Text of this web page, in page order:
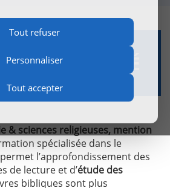
Tout refuser
Personnaliser
Tout accepter
DE SCIENCES
(SPÉCIALITÉ
& sciences religieuses, mention
spécialisée dans le
l’approfondissement des
de lecture et d’étude des
bibliques sont plus